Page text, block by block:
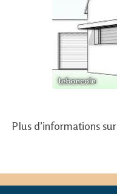
Plus d’informations sur